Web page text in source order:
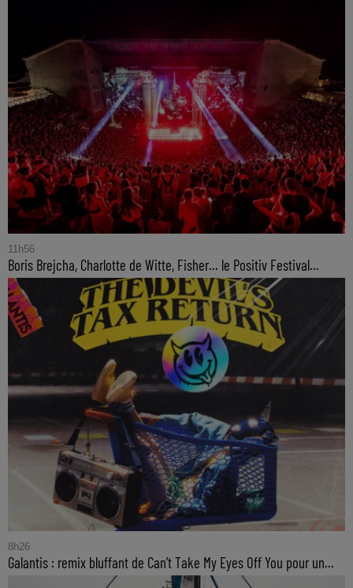
11h56
Boris Brejcha, Charlotte de Witte, Fisher… le Positiv Festival...
8h26
Galantis : remix bluffant de Can’t Take My Eyes Off You pour un...